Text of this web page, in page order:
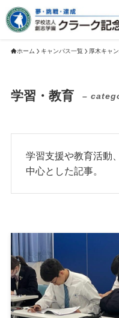
ホーム キャンパス一覧 厚木キャ
学習・教育 –
学習支援や教育活動
中心とした記事。